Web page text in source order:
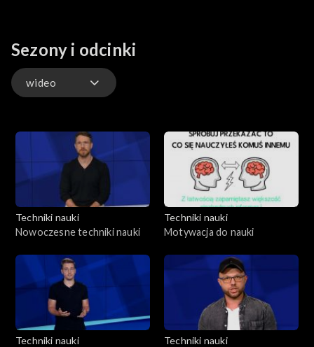
Sezony i odcinki
wideo
Techniki nauki
Nowoczesne techniki nauki
Techniki nauki
Motywacja do nauki
Techniki nauki
Techniki nauki